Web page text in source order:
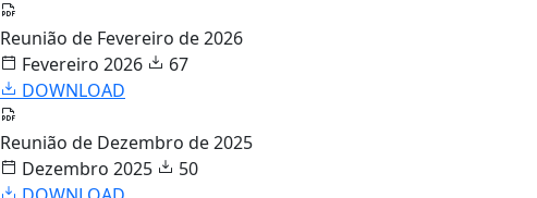
Reunião de Fevereiro de 2026
Fevereiro 2026
67
DOWNLOAD
Reunião de Dezembro de 2025
Dezembro 2025
50